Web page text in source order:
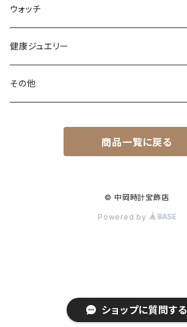
ショップに質問する
ネックレス、ペンダント
ピアス
イヤリング
エンゲージリング（婚約リング）
マリッジリング（結婚リング）
ウォッチ
国産ブランド
MINASE
舶来ブランド
CHARRIOL（シャリオール）
健康ジュエリー
メディカルアロマジュエリー
その他
商品一覧に戻る
© 中岡時計宝飾店
Powered by